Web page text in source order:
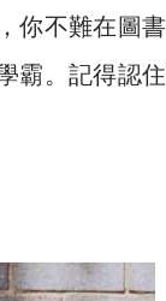
你不難在圖
霸。記得認